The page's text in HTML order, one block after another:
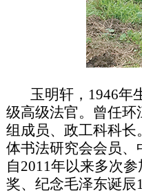
玉明轩，1946年
级高级法官。曾任
组成员、政工科科长
体书法研究会会员
自2011年以来多次
奖、纪念毛泽东诞辰